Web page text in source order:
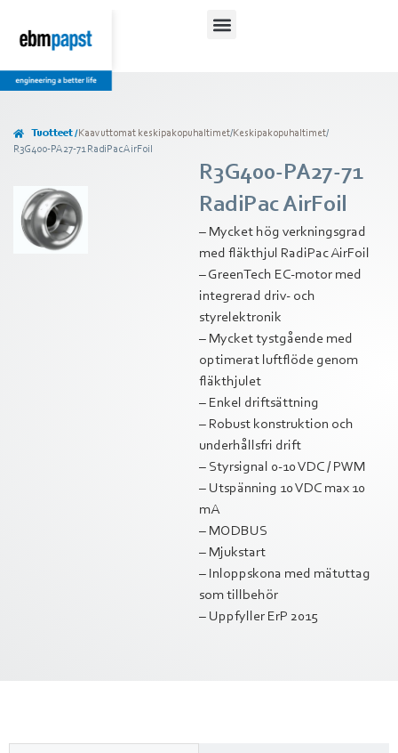
Tuotteet /Kaavuttomat keskipakopuhaltimet/Keskipakopuhaltimet/
R3G400-PA27-71 RadiPac AirFoil
R3G400-PA27-71
RadiPac AirFoil
– Mycket hög verkningsgrad
med fläkthjul RadiPac AirFoil
– GreenTech EC-motor med
integrerad driv- och
styrelektronik
– Mycket tystgående med
optimerat luftflöde genom
fläkthjulet
– Enkel driftsättning
– Robust konstruktion och
underhållsfri drift
– Styrsignal 0-10 VDC / PWM
– Utspänning 10 VDC max 10
mA
– MODBUS
– Mjukstart
– Inloppskona med mätuttag
som tillbehör
– Uppfyller ErP 2015